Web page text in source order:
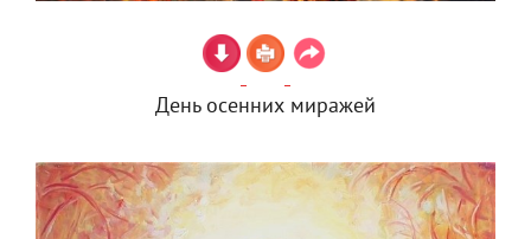
День осенних миражей